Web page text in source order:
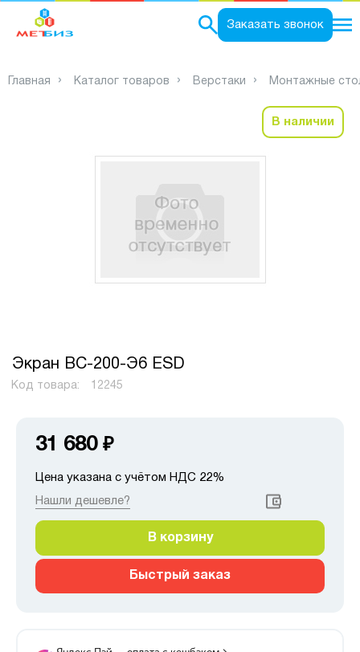
Заказать звонок
Главная Каталог товаров Верстаки Монтажные
В наличии
Экран ВС-200-Э6 ESD
Код товара: 12245
31 680 ₽
Цена указана с учётом НДС 22%
Нашли дешевле?
В корзину
Быстрый заказ